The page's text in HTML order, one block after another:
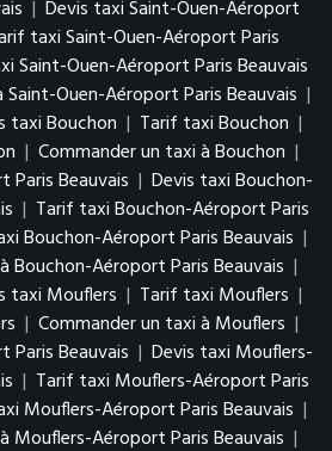
| Devis taxi Saint-Ouen-Aéroport
taxi Saint-Ouen-Aéroport Paris
Saint-Ouen-Aéroport Paris Beauvais
Ouen-Aéroport Paris Beauvais |
taxi Bouchon | Tarif taxi Bouchon |
| Commander un taxi à Bouchon |
Paris Beauvais | Devis taxi Bouchon-
| Tarif taxi Bouchon-Aéroport Paris
Bouchon-Aéroport Paris Beauvais |
Bouchon-Aéroport Paris Beauvais |
taxi Mouflers | Tarif taxi Mouflers |
| Commander un taxi à Mouflers |
Paris Beauvais | Devis taxi Mouflers-
| Tarif taxi Mouflers-Aéroport Paris
Mouflers-Aéroport Paris Beauvais |
Mouflers-Aéroport Paris Beauvais |